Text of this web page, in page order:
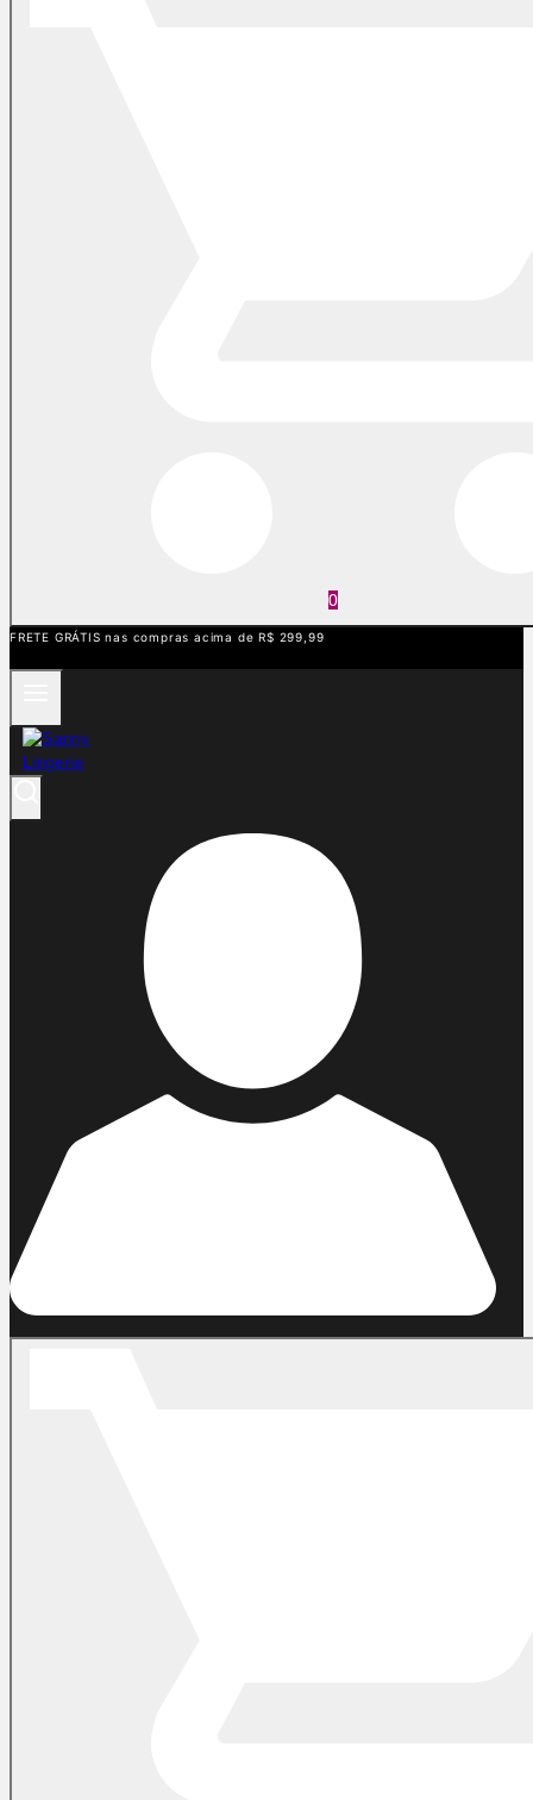
0
FRETE GRÁTIS nas compras acima de R$ 299,99